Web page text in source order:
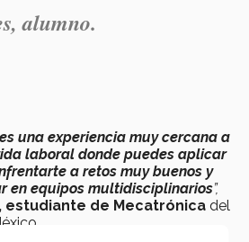
alumno.
una experiencia muy cercana a
laboral donde puedes aplicar
a retos muy buenos y
en equipos multidisciplinarios”,
estudiante de Mecatrónica del